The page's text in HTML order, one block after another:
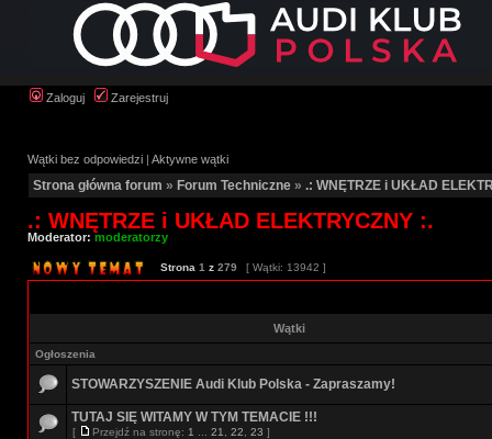
Zaloguj Zarejestruj
Wątki bez odpowiedzi | Aktywne wątki
Strona główna forum » Forum Techniczne » .: WNĘTRZE i UKŁAD
.: WNĘTRZE i UKŁAD ELEKTRYCZNY :.
Moderator:moderatorzy
Strona 1 z 279 [ Wątki: 13942 ]
Wątki
Ogłoszenia
STOWARZYSZENIE Audi Klub Polska - Zapraszamy!
TUTAJ SIĘ WITAMY W TYM TEMACIE !!!
[ Przejdź na stronę: 1 21 22 23 ]